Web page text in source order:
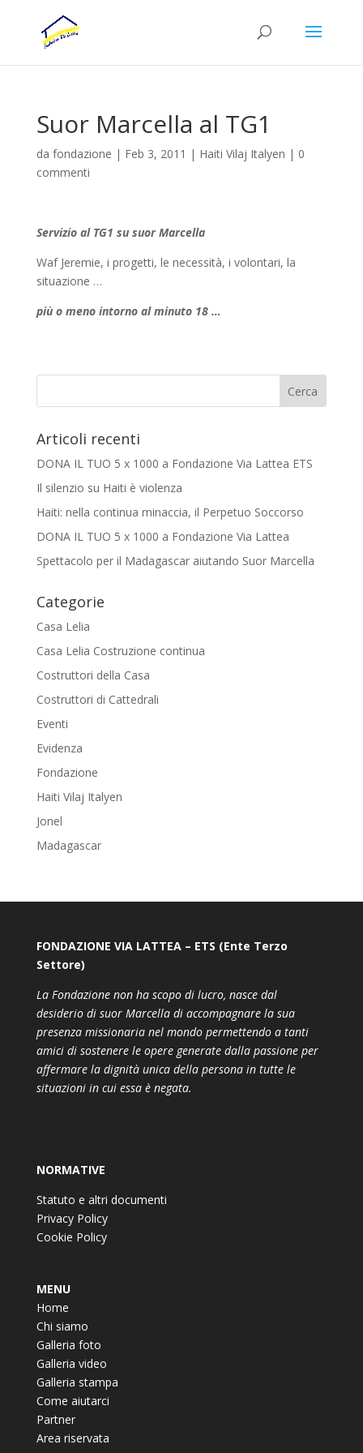
Suor Marcella al TG1
da fondazione | Feb 3, 2011 | Haiti Vilaj Italyen | 0
commenti
Servizio al TG1 su suor Marcella
Waf Jeremie, i progetti, le necessità, i volontari, la
situazione …
più o meno intorno al minuto 18 …
Articoli recenti
DONA IL TUO 5 x 1000 a Fondazione Via Lattea ETS
Il silenzio su Haiti è violenza
Haiti: nella continua minaccia, il Perpetuo Soccorso
DONA IL TUO 5 x 1000 a Fondazione Via Lattea
Spettacolo per il Madagascar aiutando Suor Marcella
Categorie
Casa Lelia
Casa Lelia Costruzione continua
Costruttori della Casa
Costruttori di Cattedrali
Eventi
Evidenza
Fondazione
Haiti Vilaj Italyen
Jonel
Madagascar
FONDAZIONE VIA LATTEA – ETS (Ente Terzo
Settore)
La Fondazione non ha scopo di lucro, nasce dal
desiderio di suor Marcella di accompagnare la sua
presenza missionaria nel mondo permettendo a tanti
amici di sostenere le opere generate dalla passione per
affermare la dignità unica della persona in tutte le
situazioni in cui essa è negata.
NORMATIVE
Statuto e altri documenti
Privacy Policy
Cookie Policy
MENU
Home
Chi siamo
Galleria foto
Galleria video
Galleria stampa
Come aiutarci
Partner
Area riservata